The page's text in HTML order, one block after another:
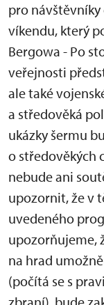
pro návštěvníky
víkendu, který
Bergowa - Po
veřejnosti
ale také
a středověká
ukázky šermu
o středověkých
nebude ani
upozornit, že v
uvedeného
upozorňujeme,
na hrad
(počítá se s